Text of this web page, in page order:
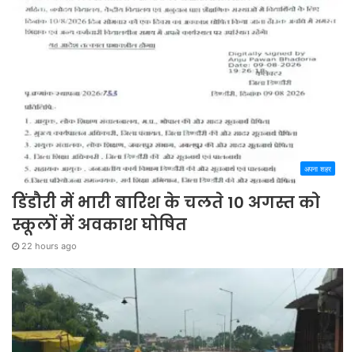
अपना शहर
डिंडौरी में भारी बारिश के चलते 10 अगस्त को
स्कूलों में अवकाश घोषित
22 hours ago